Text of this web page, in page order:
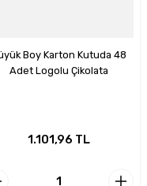
Boy Karton Kutuda 48
Adet Logolu Çikolata
1.101,96 TL